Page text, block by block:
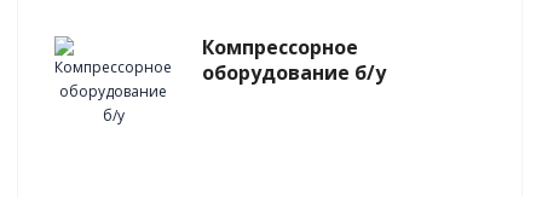
Компрессорное
оборудование б/у